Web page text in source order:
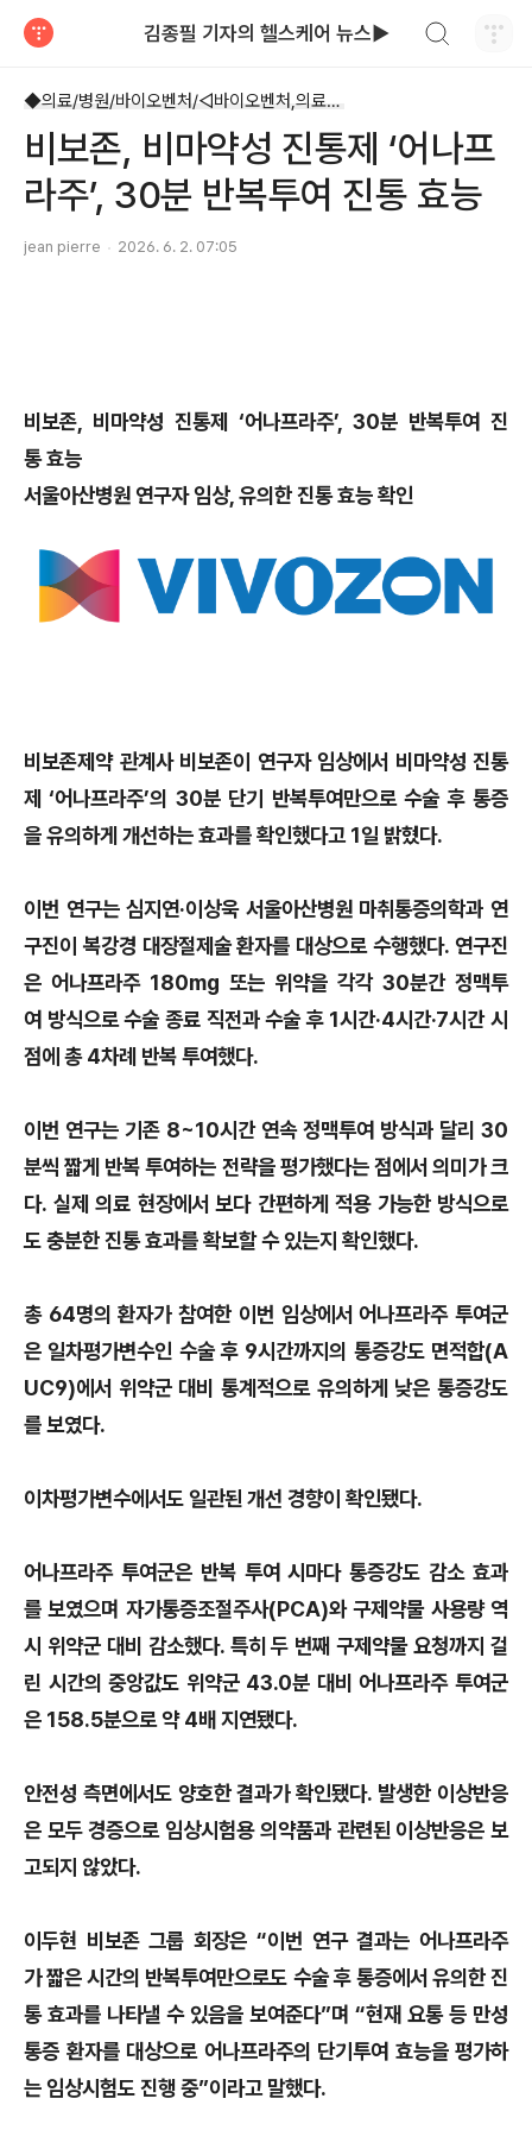
김종필 기자의 헬스케어 뉴스▶
◆의료/병원/바이오벤처/◁바이오벤처,의료기기
비보존, 비마약성 진통제 ‘어나프
라주’, 30분 반복투여 진통 효능
jean pierre 2026. 6. 2. 07:05
비보존, 비마약성 진통제 ‘어나프라주’, 30분 반복투여 진
통 효능
서울아산병원 연구자 임상, 유의한 진통 효능 확인
비보존제약 관계사 비보존이 연구자 임상에서 비마약성 진통
제 ‘어나프라주’의 30분 단기 반복투여만으로 수술 후 통증
을 유의하게 개선하는 효과를 확인했다고 1일 밝혔다.
이번 연구는 심지연·이상욱 서울아산병원 마취통증의학과 연
구진이 복강경 대장절제술 환자를 대상으로 수행했다. 연구진
은 어나프라주 180mg 또는 위약을 각각 30분간 정맥투
여 방식으로 수술 종료 직전과 수술 후 1시간·4시간·7시간 시
점에 총 4차례 반복 투여했다.
이번 연구는 기존 8~10시간 연속 정맥투여 방식과 달리 30
분씩 짧게 반복 투여하는 전략을 평가했다는 점에서 의미가 크
다. 실제 의료 현장에서 보다 간편하게 적용 가능한 방식으로
도 충분한 진통 효과를 확보할 수 있는지 확인했다.
총 64명의 환자가 참여한 이번 임상에서 어나프라주 투여군
은 일차평가변수인 수술 후 9시간까지의 통증강도 면적합(A
UC9)에서 위약군 대비 통계적으로 유의하게 낮은 통증강도
를 보였다.
이차평가변수에서도 일관된 개선 경향이 확인됐다.
어나프라주 투여군은 반복 투여 시마다 통증강도 감소 효과
를 보였으며 자가통증조절주사(PCA)와 구제약물 사용량 역
시 위약군 대비 감소했다. 특히 두 번째 구제약물 요청까지 걸
린 시간의 중앙값도 위약군 43.0분 대비 어나프라주 투여군
은 158.5분으로 약 4배 지연됐다.
안전성 측면에서도 양호한 결과가 확인됐다. 발생한 이상반응
은 모두 경증으로 임상시험용 의약품과 관련된 이상반응은 보
고되지 않았다.
이두현 비보존 그룹 회장은 “이번 연구 결과는 어나프라주
가 짧은 시간의 반복투여만으로도 수술 후 통증에서 유의한 진
통 효과를 나타낼 수 있음을 보여준다”며 “현재 요통 등 만성
통증 환자를 대상으로 어나프라주의 단기투여 효능을 평가하
는 임상시험도 진행 중”이라고 말했다.